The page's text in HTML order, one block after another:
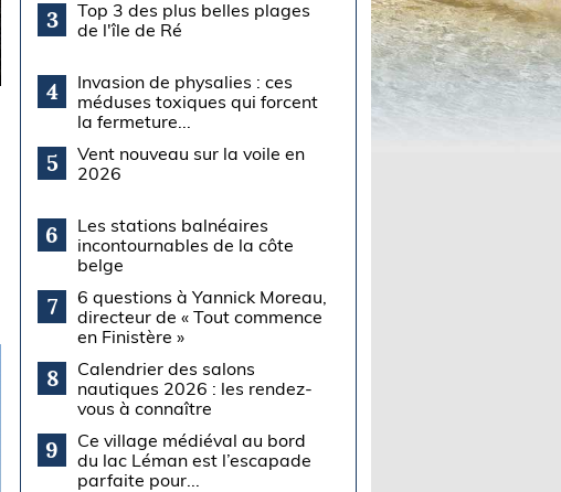
3
Top 3 des plus belles plages
de l'île de Ré
4
Invasion de physalies : ces
méduses toxiques qui forcent
la fermeture...
5
Vent nouveau sur la voile en
2026
6
Les stations balnéaires
incontournables de la côte
belge
7
6 questions à Yannick Moreau,
directeur de « Tout commence
en Finistère »
8
Calendrier des salons
nautiques 2026 : les rendez-
vous à connaître
9
Ce village médiéval au bord
du lac Léman est l’escapade
parfaite pour...